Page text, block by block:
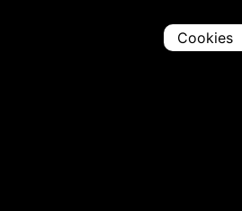
Cookies